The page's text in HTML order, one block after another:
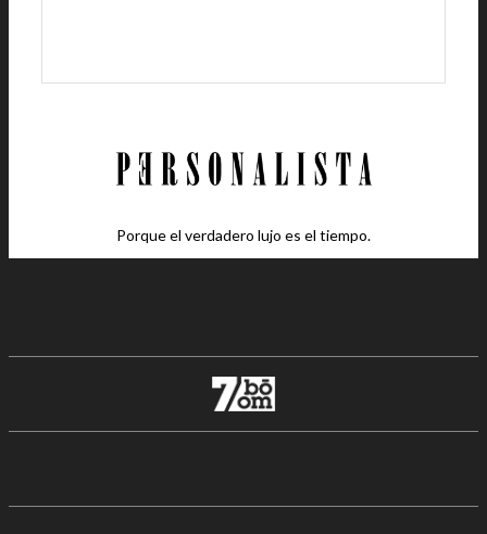
Porque el verdadero lujo es el tiempo.